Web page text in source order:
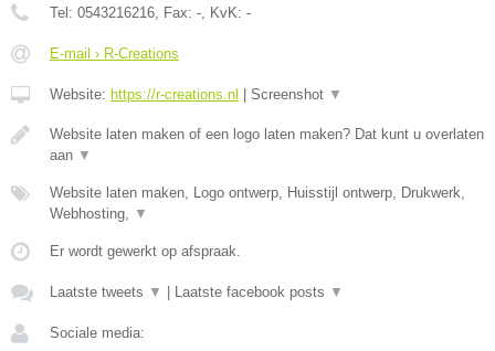
Tel: 0543216216, Fax: -, KvK: -
E-mail › R-Creations
Website: https://r-creations.nl Screenshot ▼
Website laten maken of een logo laten maken? Dat kunt u overlaten
aan ▼
Website laten maken, Logo ontwerp, Huisstijl ontwerp, Drukwerk,
Webhosting, ▼
Er wordt gewerkt op afspraak.
Laatste tweets ▼ Laatste facebook posts ▼
Sociale media: